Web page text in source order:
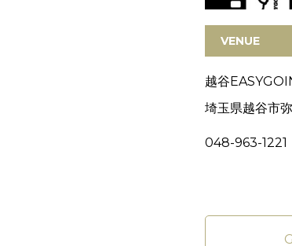
VENUE
越谷
埼玉県越谷市
048-963-1221